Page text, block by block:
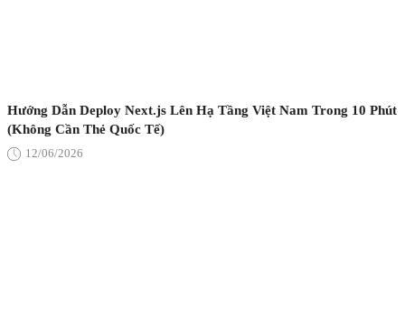
Hướng Dẫn Deploy Next.js Lên Hạ Tầng Việt Nam Trong 10 Phút
(Không Cần Thẻ Quốc Tế)
12/06/2026